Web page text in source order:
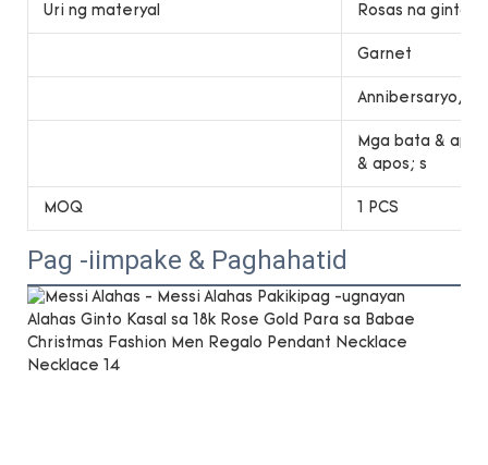
Uri ng materyal Rosas na ginto
Garnet
Annibersaryo,
Mga bata &
& apos; s
MOQ 1 PCS
Pag -iimpake & Paghahatid